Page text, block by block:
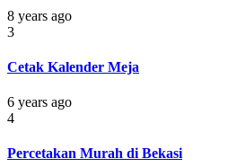
8 years ago
3
Cetak Kalender Meja
6 years ago
4
Percetakan Murah di Bekasi